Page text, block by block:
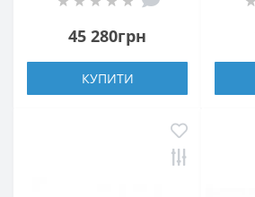
45 280грн
КУПИТИ